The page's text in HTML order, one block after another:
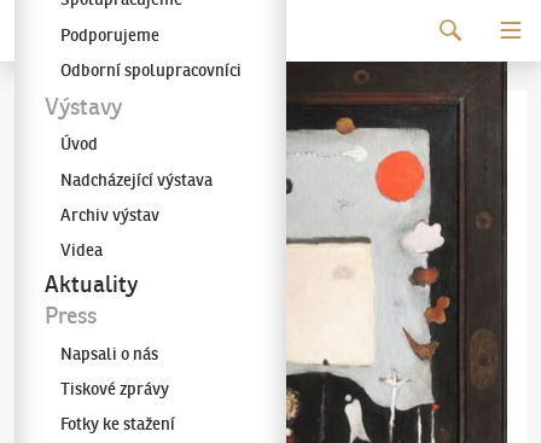
Galerie KODLPodporujeme
Odborní spolupracovníci
Výstavy
Úvod
Nadcházející výstava
Archiv výstav
Videa
Aktuality
Press
Napsali o nás
Tiskové zprávy
Fotky ke stažení